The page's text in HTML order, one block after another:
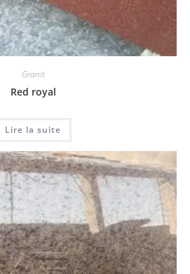
Granit
Red royal
Lire la suite